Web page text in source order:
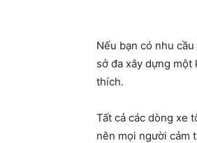
Nếu bạn có nhu
sở đa xây dựng một
thích.
Tất cả các dòng xe
nên mọi người cảm